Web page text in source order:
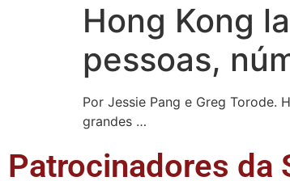
Hong Kong
pessoas,
Por Jessie Pang e Greg Torode.
grandes …
Patrocinadores da